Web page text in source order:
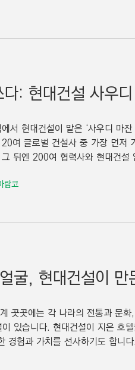
: 현대건설 사우
현대건설이 맡은 ‘사우디 마
여 글로벌 건설사 중 가장 먼저
뒤엔 200여 협력사와 현대건설
람코
굴, 현대건설이 만
곳곳에는 각 나라의 전통과 문
있습니다. 현대건설이 지은 호
경험과 가치를 선사하기도 합니